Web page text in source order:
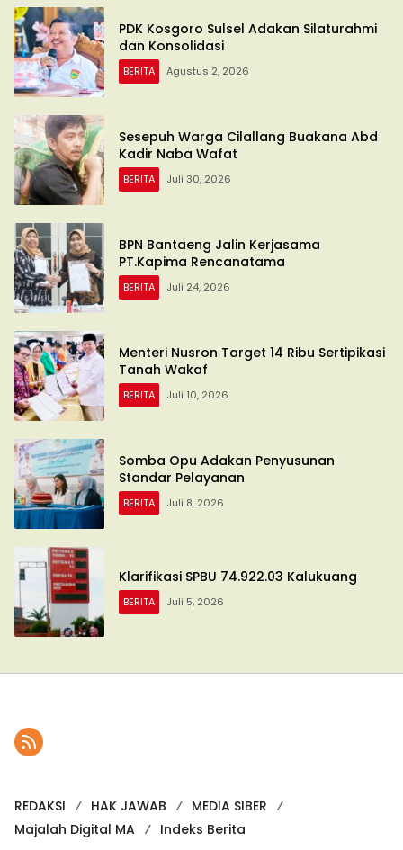
PDK Kosgoro Sulsel Adakan Silaturahmi
dan Konsolidasi
BERITA Agustus 2, 2026
Sesepuh Warga Cilallang Buakana Abd
Kadir Naba Wafat
BERITA Juli 30, 2026
BPN Bantaeng Jalin Kerjasama
PT.Kapima Rencanatama
BERITA Juli 24, 2026
Menteri Nusron Target 14 Ribu Sertipikasi
Tanah Wakaf
BERITA Juli 10, 2026
Somba Opu Adakan Penyusunan
Standar Pelayanan
BERITA Juli 8, 2026
Klarifikasi SPBU 74.922.03 Kalukuang
BERITA Juli 5, 2026
REDAKSI HAK JAWAB
MEDIA SIBER
Majalah Digital MA
Indeks Berita